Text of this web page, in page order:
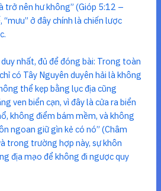
trở nên hư không” (Gióp 5:12 –
ở đây chính là chiến lược
nhất, đủ để đóng bài: Trong toàn
có Tây Nguyên duyên hải là không
thể kẹp bằng lục địa cũng
ven biển cạn, vì đây là cửa ra biển
không điểm bám mềm, và không
ngoan giữ gìn kẻ có nó” (Châm
trong trường hợp này, sự khôn
địa mạo để không đi ngược quy